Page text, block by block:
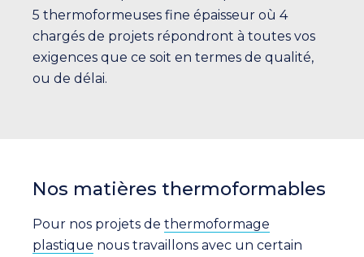
5 thermoformeuses fine épaisseur où 4
chargés de projets répondront à toutes vos
exigences que ce soit en termes de qualité,
ou de délai.
Nos matières thermoformables
Pour nos projets de thermoformage
plastique nous travaillons avec un certain